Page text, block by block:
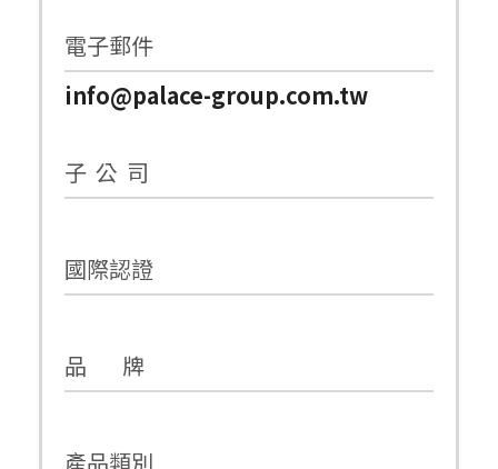
電子郵件
info@palace-group.com.tw
子 公 司
國際認證
品 牌
產品類別